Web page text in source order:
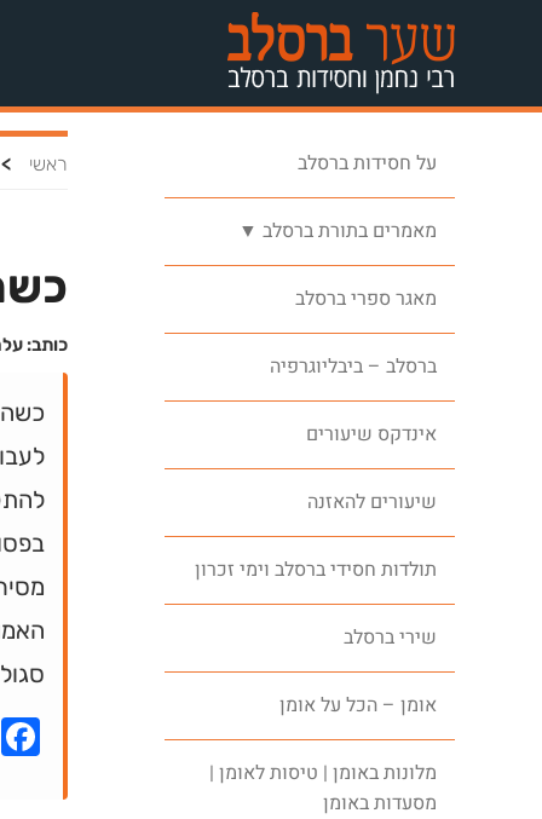
על חסידות ברסלב
מאמרים בתורת ברסלב ▼
מאגר ספרי ברסלב
ברסלב – ביבליוגרפיה
אינדקס שיעורים
שיעורים להאזנה
תולדות חסידי ברסלב וימי זכרון
שירי ברסלב
אומן – הכל על אומן
מלונות באומן | טיסות לאומן |
מסעדות באומן
ראשי >
כותב: